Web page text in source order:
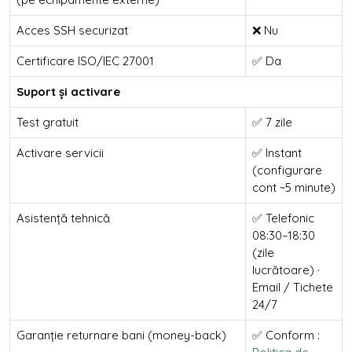
Acces SSH securizat ❌ Nu
Certificare ISO/IEC 27001 ✅ Da
Suport și activare
Test gratuit ✅ 7 zile
Activare servicii
✅ Instant
(configurare
cont ~5 minute)
Asistență tehnică
✅ Telefonic
08:30–18:30
(zile
lucrătoare) ·
Email / Tichete
24/7
Garanție returnare bani (money-back)
✅ Conform :